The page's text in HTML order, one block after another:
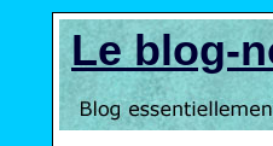
Le blog-